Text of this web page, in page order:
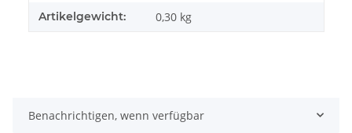
Artikelgewicht: 0,30 kg
Benachrichtigen, wenn verfügbar